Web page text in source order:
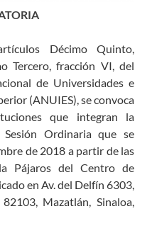
Décimo Quinto,
Tercero, fracción VI, del
de Universidades e
(ANUIES), se convoca
que integran la
Ordinaria que se
de 2018 a partir de las
Pájaros del Centro de
en Av. del Delfín 6303,
Mazatlán, Sinaloa,